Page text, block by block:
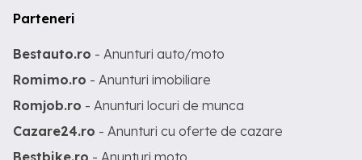
Parteneri
Bestauto.ro - Anunturi auto/moto
Romimo.ro - Anunturi imobiliare
Romjob.ro - Anunturi locuri de munca
Cazare24.ro - Anunturi cu oferte de cazare
Bestbike.ro - Anunturi moto